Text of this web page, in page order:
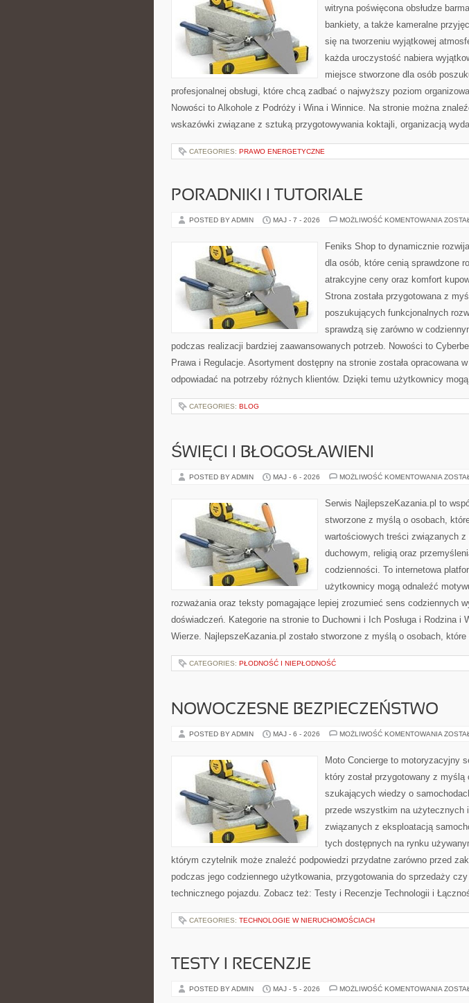
witryna poświęcona obsłudze
bankiety, a także kameralne
się na tworzeniu wyjątkowej
każda uroczystość nabiera
miejsce stworzone dla osób
profesjonalnej obsługi, które chcą zadbać o najwyższy poziom
Nowości to Alkohole z Podróży i Wina i Winnice. Na stronie można
wskazówki związane z sztuką przygotowywania koktajli, organizacją
CATEGORIES: PRAWO ENERGETYCZNE
PORADNIKI I TUTORIALE
POSTED BY ADMIN MAJ - 7 - 2026 MOŻLIWOŚĆ KOMENTOWANIA
Feniks Shop to dynamicznie
dla osób, które cenią sprawdzone
atrakcyjne ceny oraz komfort
Strona została przygotowana z
poszukujących funkcjonalnych
sprawdzą się zarówno w
podczas realizacji bardziej zaawansowanych potrzeb. Nowości to
Prawa i Regulacje. Asortyment dostępny na stronie została opracowana
odpowiadać na potrzeby różnych klientów. Dzięki temu użytkownicy
CATEGORIES: BLOG
ŚWIĘCI I BŁOGOSŁAWIENI
POSTED BY ADMIN MAJ - 6 - 2026 MOŻLIWOŚĆ KOMENTOWANIA ŚWIĘCI
Serwis NajlepszeKazania.pl to
stworzone z myślą o osobach,
wartościowych treści związanych z
duchowym, religią oraz
codzienności. To internetowa
użytkownicy mogą odnaleźć
rozważania oraz teksty pomagające lepiej zrozumieć sens codziennych
doświadczeń. Kategorie na stronie to Duchowni i Ich Posługa i Rodzina i
Wierze. NajlepszeKazania.pl zostało stworzone z myślą o osobach,
CATEGORIES: PŁODNOŚĆ I NIEPŁODNOŚĆ
NOWOCZESNE BEZPIECZEŃSTWO
POSTED BY ADMIN MAJ - 6 - 2026 MOŻLIWOŚĆ KOMENTOWANIA
Moto Concierge to motoryzacyjny
który został przygotowany z myślą
szukających wiedzy o
przede wszystkim na użytecznych
związanych z eksploatacją
tych dostępnych na rynku
którym czytelnik może znaleźć podpowiedzi przydatne zarówno przed
podczas jego codziennego użytkowania, przygotowania do sprzedaży
technicznego pojazdu. Zobacz też: Testy i Recenzje Technologii i
CATEGORIES: TECHNOLOGIE W NIERUCHOMOŚCIACH
TESTY I RECENZJE
POSTED BY ADMIN MAJ - 5 - 2026 MOŻLIWOŚĆ KOMENTOWANIA TESTY